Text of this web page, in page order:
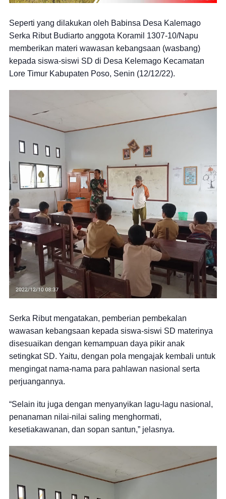
Seperti yang dilakukan oleh Babinsa Desa Kalemago
Serka Ribut Budiarto anggota Koramil 1307-10/Napu
memberikan materi wawasan kebangsaan (wasbang)
kepada siswa-siswi SD di Desa Kelemago Kecamatan
Lore Timur Kabupaten Poso, Senin (12/12/22).
Serka Ribut mengatakan, pemberian pembekalan
wawasan kebangsaan kepada siswa-siswi SD materinya
disesuaikan dengan kemampuan daya pikir anak
setingkat SD. Yaitu, dengan pola mengajak kembali untuk
mengingat nama-nama para pahlawan nasional serta
perjuangannya.
“Selain itu juga dengan menyanyikan lagu-lagu nasional,
penanaman nilai-nilai saling menghormati,
kesetiakawanan, dan sopan santun,” jelasnya.